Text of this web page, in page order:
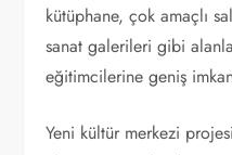
kütüphane, çok amaçlı
sanat galerileri gibi
eğitimcilerine geniş
Yeni kültür merkezi